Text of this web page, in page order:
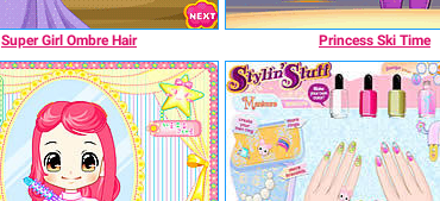
Super Girl Ombre Hair Princess Ski Time